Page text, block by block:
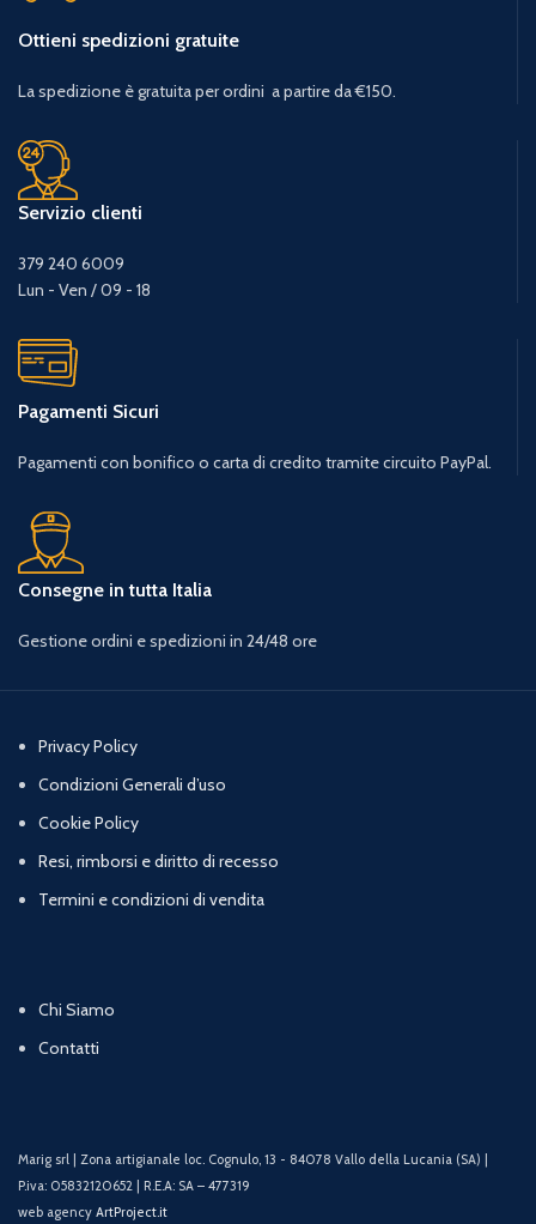
Ottieni spedizioni gratuite
La spedizione è gratuita per ordini a partire da €150.
Servizio clienti
379 240 6009
Lun - Ven / 09 - 18
Pagamenti Sicuri
Pagamenti con bonifico o carta di credito tramite circuito PayPal.
Consegne in tutta Italia
Gestione ordini e spedizioni in 24/48 ore
Privacy Policy
Condizioni Generali d’uso
Cookie Policy
Resi, rimborsi e diritto di recesso
Termini e condizioni di vendita
Chi Siamo
Contatti
Marig srl | Zona artigianale loc. Cognulo, 13 - 84078 Vallo della Lucania (SA) |
P.iva: 05832120652 | R.E.A: SA – 477319
web agency ArtProject.it